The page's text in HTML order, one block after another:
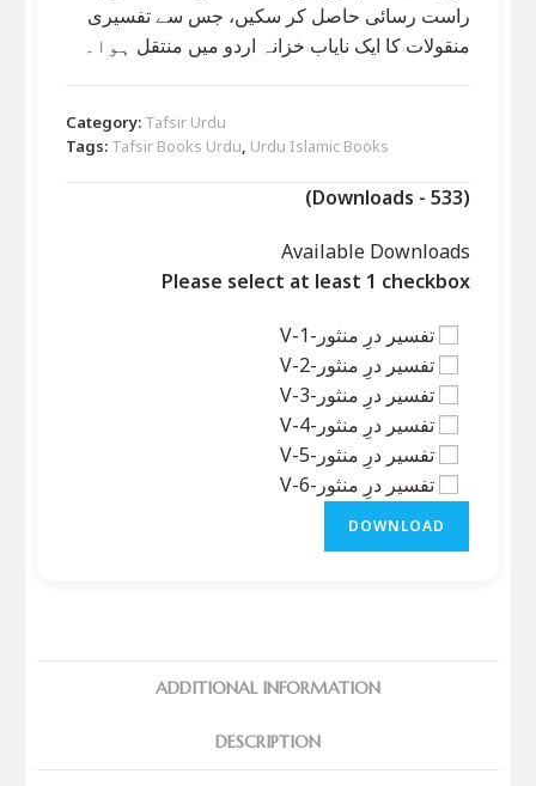
راست رسائی حاصل کر سکیں، جس سے تفسیری
منقولات کا ایک نایاب خزانہ اردو میں منتقل ہوا۔
Category: Tafsir Urdu
Tags: Tafsir Books Urdu, Urdu Islamic Books
(Downloads - 533)
Available Downloads
Please select at least 1 checkbox
تفسیر درِ منثور-V-1
تفسیر درِ منثور-V-2
تفسیر درِ منثور-V-3
تفسیر درِ منثور-V-4
تفسیر درِ منثور-V-5
تفسیر درِ منثور-V-6
DOWNLOAD
ADDITIONAL INFORMATION
DESCRIPTION